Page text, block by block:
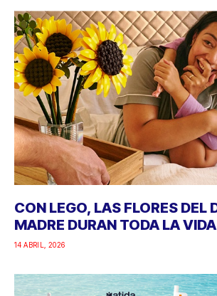
CON LEGO, LAS FLORES DEL
MADRE DURAN TODA LA VIDA
14 ABRIL, 2026